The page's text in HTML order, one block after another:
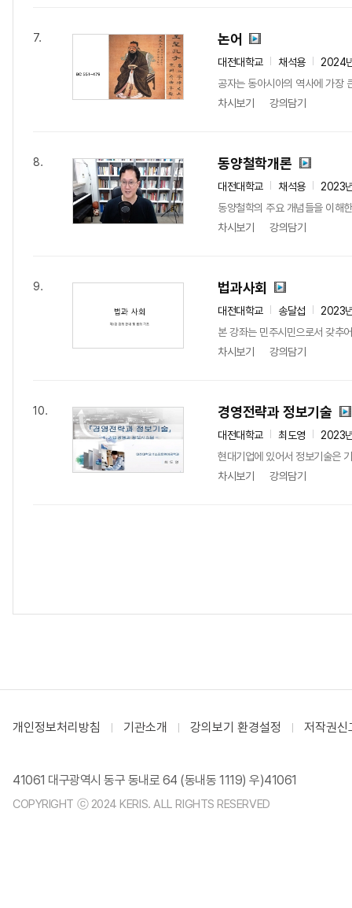
7. 논어
대전대학교 채석용
2024
공자는 동아시아의 역사에 가장
차시보기
강의담기
8. 동양철학개론
대전대학교 채석용
2023
동양철학의 주요 개념들을 이해
차시보기
강의담기
9. 법과사회
대전대학교 송달섭
2023
본 강좌는 민주시민으로서 갖추
차시보기
강의담기
10. 경영전략과 정보기술
대전대학교 최도영
2023
현대기업에 있어서 정보기술은
차시보기
강의담기
개인정보처리방침 기관소개 강의보기 환경설정 저작권신
41061 대구광역시 동구 동내로 64 (동내동 1119) 우)41061
COPYRIGHT ⓒ 2024 KERIS. ALL RIGHTS RESERVED